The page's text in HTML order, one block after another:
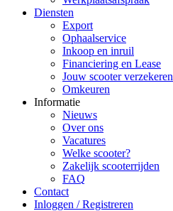
Diensten
Export
Ophaalservice
Inkoop en inruil
Financiering en Lease
Jouw scooter verzekeren
Omkeuren
Informatie
Nieuws
Over ons
Vacatures
Welke scooter?
Zakelijk scooterrijden
FAQ
Contact
Inloggen / Registreren